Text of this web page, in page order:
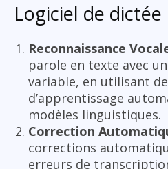
Logiciel de dictée
Reconnaissance
parole en texte avec
variable, en utilisant
d’apprentissage
modèles linguistiques.
Correction
corrections
erreurs de